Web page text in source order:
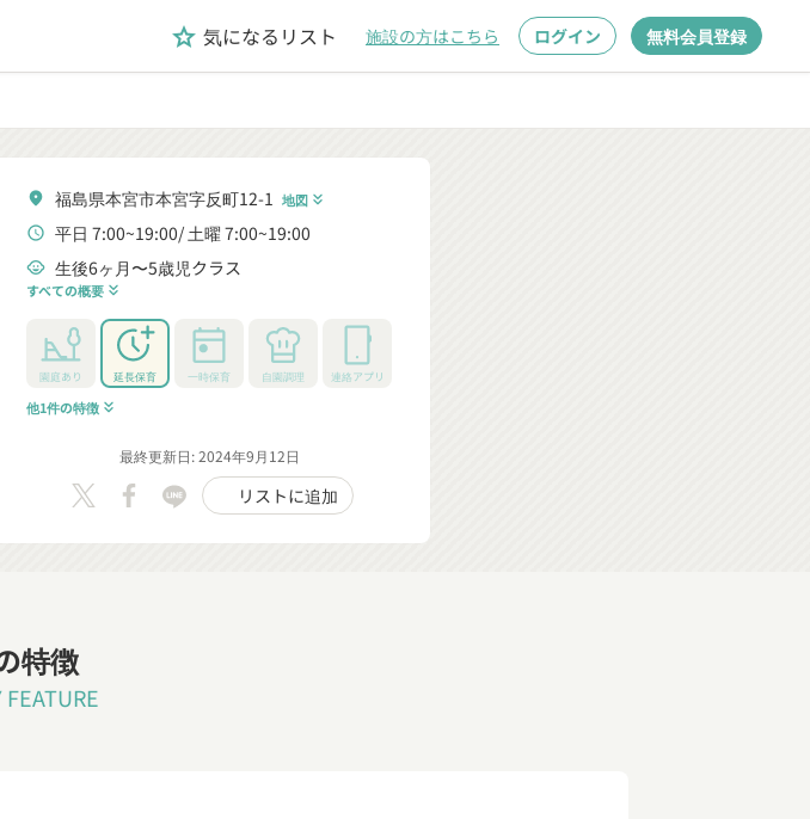
grade 気になるリスト 施設の方はこちら ログイン 無料会員登録
location_on 福島県本宮市本宮字反町12-1 地図 keyboard_double_arrow_down
schedule 平日 7:00~19:00 土曜 7:00~19:00
child_care 生後6ヶ月〜5歳児クラス
すべての概要 keyboard_double_arrow_down
園庭あり 延長保育 一時保育 自園調理 連絡アプリ
他1件の特徴 keyboard_double_arrow_down
最終更新日: 2024年9月12日
リストに追加
特徴
FEATURE